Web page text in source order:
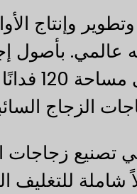
وإنتاج
الزجاج
تصنيع زجاجات
شاملة